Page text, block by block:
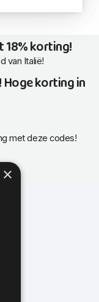
18% korting!
van Italië!
Hoge korting in
met deze codes!
×